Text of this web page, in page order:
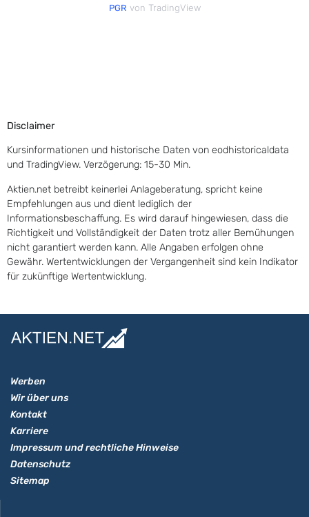
PGR von TradingView
Disclaimer
Kursinformationen und historische Daten von eodhistoricaldata
und TradingView. Verzögerung: 15-30 Min.
Aktien.net betreibt keinerlei Anlageberatung, spricht keine
Empfehlungen aus und dient lediglich der
Informationsbeschaffung. Es wird darauf hingewiesen, dass die
Richtigkeit und Vollständigkeit der Daten trotz aller Bemühungen
nicht garantiert werden kann. Alle Angaben erfolgen ohne
Gewähr. Wertentwicklungen der Vergangenheit sind kein Indikator
für zukünftige Wertentwicklung.
Werben
Wir über uns
Kontakt
Karriere
Impressum und rechtliche Hinweise
Datenschutz
Sitemap